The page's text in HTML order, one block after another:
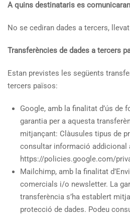
A quins destinataris es
No se cediran dades a tercers,
Transferències de dades a tercers
Estan previstes les següents
tercers països:
Google, amb la finalitat d’ús de
garantia per a aquesta
mitjançant: Clàusules tipus de
consultar informació addicional
https://policies.google.com/
Mailchimp, amb la finalitat
comercials i/o newsletter. La
transferència s’ha establert
protecció de dades. Podeu